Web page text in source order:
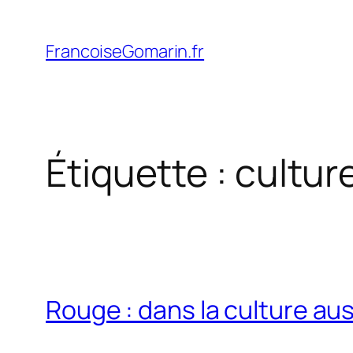
contenu
FrancoiseGomarin.fr
Étiquette :
Rouge : dans la culture